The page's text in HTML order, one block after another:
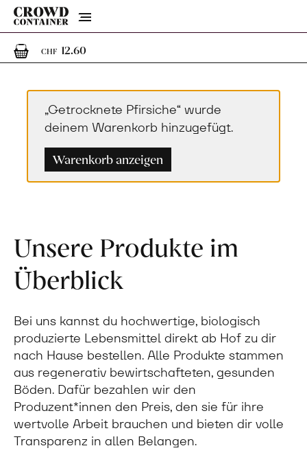
Menu
CHF 12.601 Artikel im Warenkorb
„Getrocknete Pfirsiche“ wurde
deinem Warenkorb hinzugefügt.
Warenkorb anzeigen
Unsere Produkte im
Überblick
Bei uns kannst du hochwertige, biologisch
produzierte Lebensmittel direkt ab Hof zu dir
nach Hause bestellen. Alle Produkte stammen
aus regenerativ bewirtschafteten, gesunden
Böden. Dafür bezahlen wir den
Produzent*innen den Preis, den sie für ihre
wertvolle Arbeit brauchen und bieten dir volle
Transparenz in allen Belangen.